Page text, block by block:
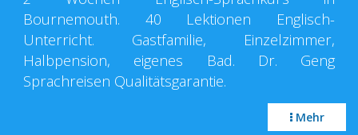
Bournemouth. 40 Lektionen Englisch-
Unterricht. Gastfamilie, Einzelzimmer,
Halbpension, eigenes Bad. Dr. Geng
Sprachreisen Qualitätsgarantie.
Mehr